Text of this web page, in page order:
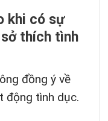
khi có sự
thích tình
đồng ý về
động tình dục.